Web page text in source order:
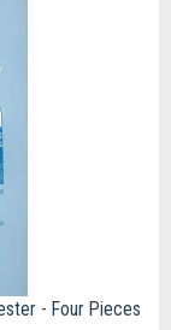
- Four Pieces